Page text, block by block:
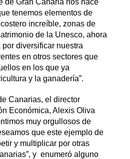
de Gran Canaria nos hace
tenemos elementos de
increíble, zonas de
de la Unesco, ahora
diversificar nuestra
en otros sectores que
en los que ya
y la ganadería”.
Canarias, el director
Económica, Alexis Oliva
muy orgullosos de
que este ejemplo de
y multiplicar por otras
y enumeró alguno